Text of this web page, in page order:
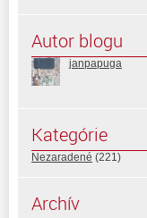
Autor blogu
janpapuga
Kategórie
Nezaradené (221)
Archív